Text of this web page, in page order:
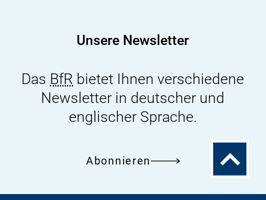
Unsere Newsletter
Das BfR bietet Ihnen verschiedene
Newsletter in deutscher und
englischer Sprache.
Abonnieren
Zum